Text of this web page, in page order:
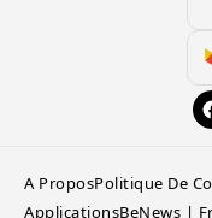
A ProposPolitique De
ApplicationsBeNews |